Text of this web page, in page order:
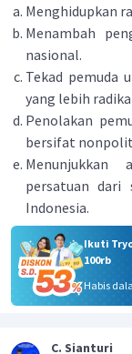
Menghidupkan
Menambah
nasional.
Tekad pemuda
yang lebih
Penolakan
bersifat
Menunjukkan
persatuan dari
Indonesia.
Ikuti
100rb
Habis
C. Sianturi